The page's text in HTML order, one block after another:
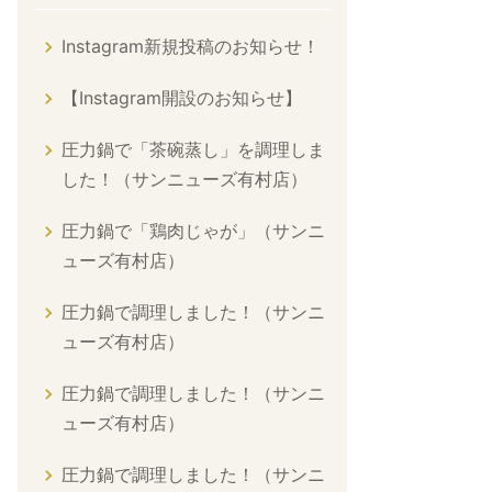
Instagram新規投稿のお知らせ！
【Instagram開設のお知らせ】
圧力鍋で「茶碗蒸し」を調理しま
した！（サンニューズ有村店）
圧力鍋で「鶏肉じゃが」（サンニ
ューズ有村店）
圧力鍋で調理しました！（サンニ
ューズ有村店）
圧力鍋で調理しました！（サンニ
ューズ有村店）
圧力鍋で調理しました！（サンニ